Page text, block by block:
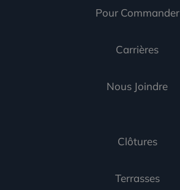
Pour Commander
Carrières
Nous Joindre
Clôtures
Terrasses